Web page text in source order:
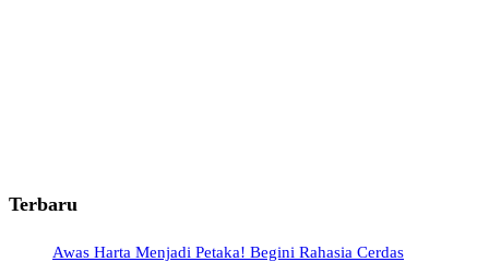
Terbaru
Awas Harta Menjadi Petaka! Begini Rahasia Cerdas